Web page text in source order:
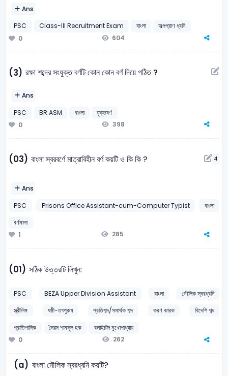
Ans
PSC
Class-III Recruitment Exam বাংলা
অল্পপ্রাণ ধ্বনি
0
604
(3) রক্ষা শব্দের সংযুক্ত বর্ণটি কোন কোন বর্ণ দিয়ে গঠিত ?
Ans
PSC
BR ASM বাংলা
যুক্তবর্ণ
0
398
(03) বাংলা স্বরবর্ণে মাত্রাবিহীন বর্ণ কয়টি ও কি কি ? 4
Ans
PSC
Prisons Office Assistant-cum-Computer Typist
বাংলা
বর্ণমালা
1
285
(01) সঠিক উত্তরটি লিখুন:
PSC BEZA Upper Division Assistant বাংলা
মৌলিক স্বরধ্বনি
স্ত্রীলিঙ্গ
ষষ্ঠী-তৎপুরুষ প্রতিশব্দ/সমার্থক শব্দ করণ কারক
বিদেশি শব্দ
প্রাতিপাদিক
সৈয়দ শামসুল হক
বলাইচাঁদ মুখোপাধ্যায়
0
262
(a) বাংলা মৌলিক স্বরধ্বনি কয়টি?